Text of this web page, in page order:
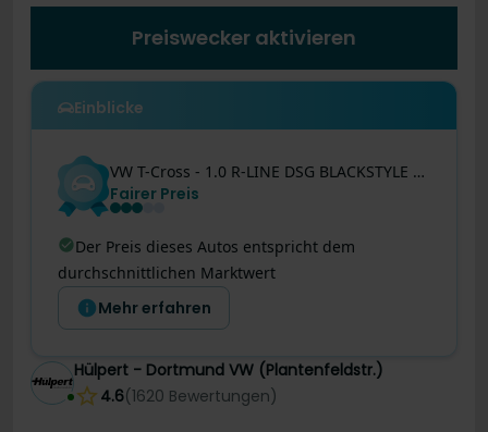
Preiswecker aktivieren
Einblicke
VW T-Cross - 1.0 R-LINE DSG BLACKSTYLE AHK KEYLESS
Fairer Preis
Der Preis dieses Autos entspricht dem
durchschnittlichen Marktwert
Mehr erfahren
Hülpert - Dortmund VW (Plantenfeldstr.)
4.6(1620 Bewertungen)